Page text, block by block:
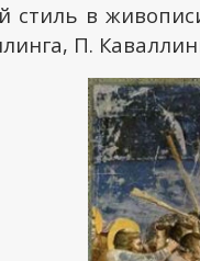
стиль в
П.